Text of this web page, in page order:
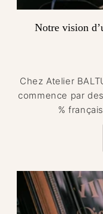
Notre vision
Chez Atelier
commence par
%